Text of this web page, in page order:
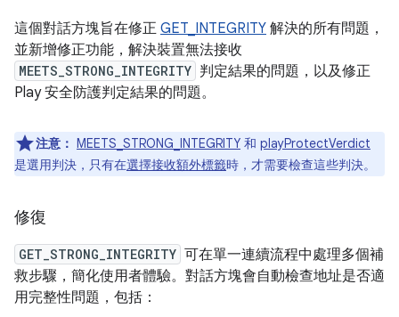
這個對話方塊旨在修正 GET_INTEGRITY 解決的所有問題，
並新增修正功能，解決裝置無法接收
MEETS_STRONG_INTEGRITY 判定結果的問題，以及修正
Play 安全防護判定結果的問題。
注意： MEETS_STRONG_INTEGRITY 和 playProtectVerdict
是選用判決，只有在選擇接收額外標籤時，才需要檢查這些判決。
修復
GET_STRONG_INTEGRITY 可在單一連續流程中處理多個補
救步驟，簡化使用者體驗。對話方塊會自動檢查地址是否適
用完整性問題，包括：